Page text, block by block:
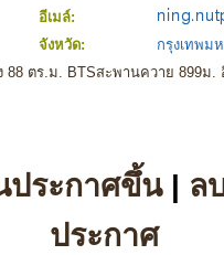
อีเมล์:
จังหวัด:
กรุงเทพม
88 ตร.ม. BTSสะพานควาย 899ม.
ประกาศขึ้น| ล
ประกาศ